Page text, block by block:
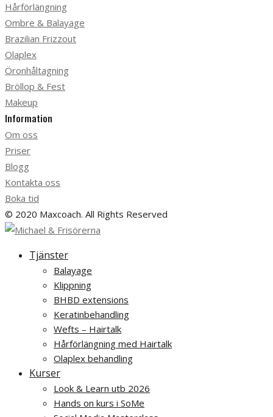
Hårförlängning
Ombre & Balayage
Brazilian Frizzout
Olaplex
Öronhåltagning
Bröllop & Fest
Makeup
Information
Om oss
Priser
Blogg
Kontakta oss
Boka tid
© 2020 Maxcoach. All Rights Reserved
Tjänster
Balayage
Klippning
BHBD extensions
Keratinbehandling
Wefts – Hairtalk
Hårförlängning med Hairtalk
Olaplex behandling
Kurser
Look & Learn utb 2026
Hands on kurs i SoMe